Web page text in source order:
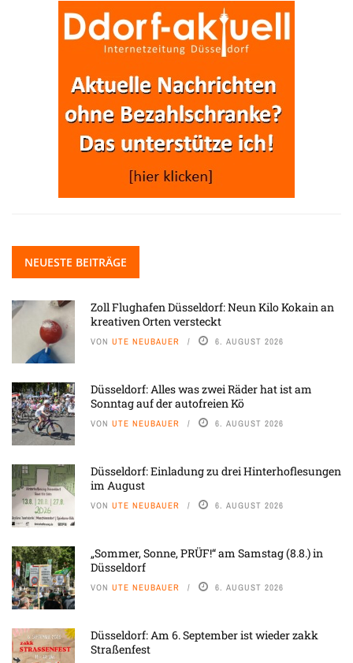
NEUESTE BEITRÄGE
Zoll Flughafen Düsseldorf: Neun Kilo Kokain an
kreativen Orten versteckt
VON UTE NEUBAUER 6. AUGUST 2026
Düsseldorf: Alles was zwei Räder hat ist am
Sonntag auf der autofreien Kö
VON UTE NEUBAUER 6. AUGUST 2026
Düsseldorf: Einladung zu drei Hinterhoflesungen
im August
VON UTE NEUBAUER 6. AUGUST 2026
„Sommer, Sonne, PRÜF!“ am Samstag (8.8.) in
Düsseldorf
VON UTE NEUBAUER 6. AUGUST 2026
Düsseldorf: Am 6. September ist wieder zakk
Straßenfest